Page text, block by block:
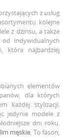
z usług
kolejne
z dżinsu, a także
indywidualnych
która najbardziej
elementów
dla których
każdej stylizacji.
jedynie modele z
dni roku.
męskie. To fason,